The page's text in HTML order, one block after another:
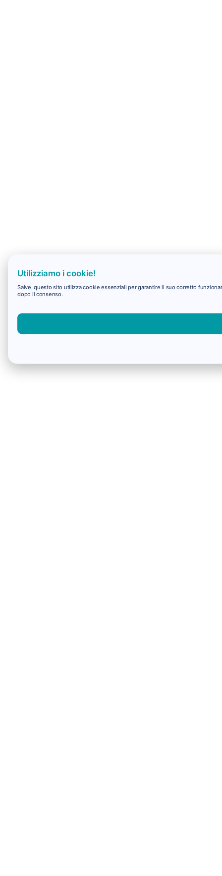
Utilizziamo i cookie!
Salve, questo sito utilizza cookie essenziali per garantire il suo corretto
dopo il consenso.